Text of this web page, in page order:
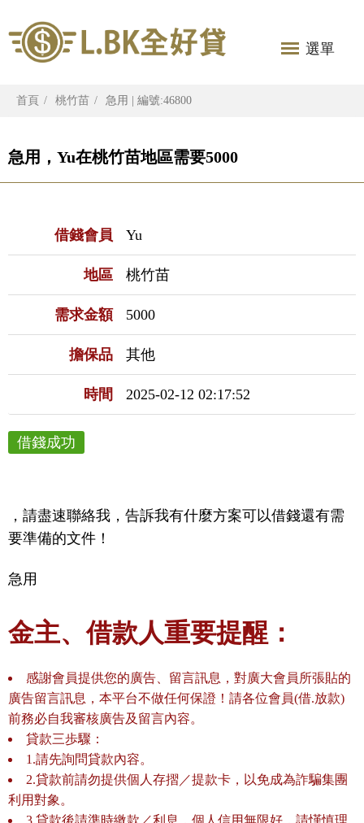
選單
首頁 桃竹苗 急用 | 編號:46800
急用，Yu在桃竹苗地區需要5000
借錢會員 Yu
地區 桃竹苗
需求金額 5000
擔保品 其他
時間 2025-02-12 02:17:52
借錢成功
，請盡速聯絡我，告訴我有什麼方案可以借錢還有需
要準備的文件！
急用
金主、借款人重要提醒：
感謝會員提供您的廣告、留言訊息，對廣大會員所張貼的
廣告留言訊息，本平台不做任何保證！請各位會員(借.放款)
前務必自我審核廣告及留言內容。
貸款三歩驟：
1.請先詢問貸款內容。
2.貸款前請勿提供個人存摺／提款卡，以免成為詐騙集團
利用對象。
3.貸款後請準時繳款／利息，個人信用無限好，請慬慎理